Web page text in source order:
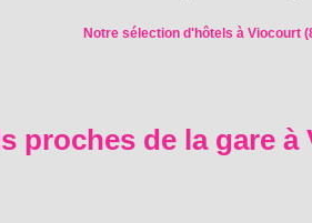
Notre sélection d'hôtels à Viocourt
proches de la gare à